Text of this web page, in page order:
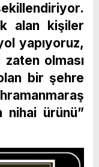
alan kişiler
yapıyoruz,
olması
bir şehre
nihai ürünü”